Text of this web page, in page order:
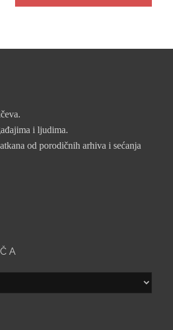
i ljudima.
od porodičnih arhiva i sećanja